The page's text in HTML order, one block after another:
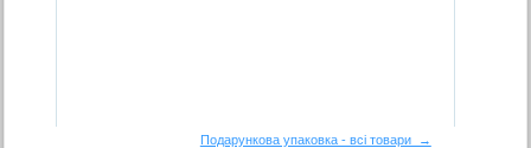
Подарункова упаковка - всі товари →